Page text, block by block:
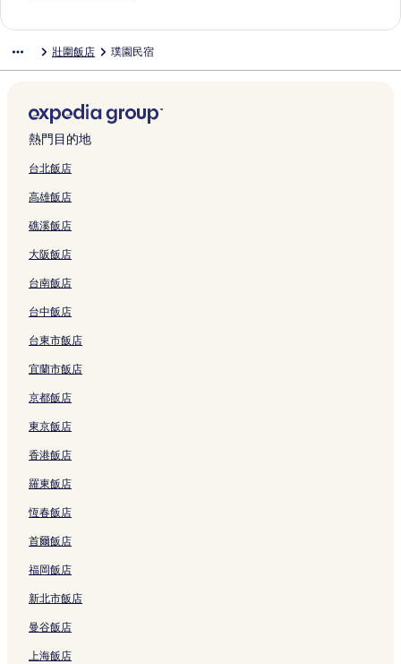
s
的
連
結
的
連
結
的
連
t
的
連
結
的
連
的
的
連
B
a
n
d
B
e
k
f
a
s
的
結
e
連
結
N
a
o
x
i
連
o
s
t
a
y
連
J
o
x
i
H
t
l
的
連
結
壯圍飯店 璞園民宿
熱門目的地
台北飯店
高雄飯店
礁溪飯店
大阪飯店
台南飯店
台中飯店
台東市飯店
宜蘭市飯店
京都飯店
東京飯店
香港飯店
羅東飯店
恆春飯店
首爾飯店
福岡飯店
新北市飯店
曼谷飯店
上海飯店